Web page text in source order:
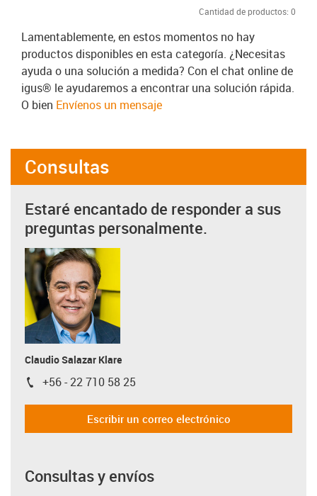
Cantidad de productos: 0
Lamentablemente, en estos momentos no hay
productos disponibles en esta categoría. ¿Necesitas
ayuda o una solución a medida? Con el chat online de
igus® le ayudaremos a encontrar una solución rápida.
O bien Envíenos un mensaje
Consultas
Estaré encantado de responder a sus
preguntas personalmente.
Claudio Salazar Klare
igus-icon-phone
+56 - 22 710 58 25
Escribir un correo electrónico
Consultas y envíos